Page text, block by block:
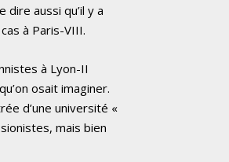
dire aussi qu’il y a
à Paris-VIII.
à Lyon-II
osait imaginer.
d’une université «
mais bien